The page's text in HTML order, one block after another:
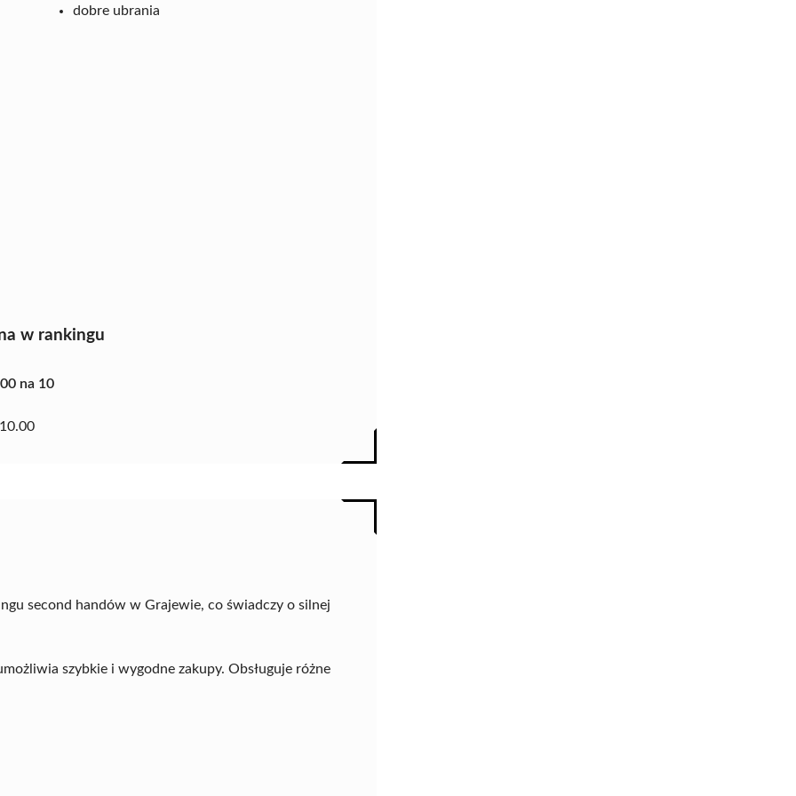
dobre ubrania
w rankingu
na 10
10.00
second handów w Grajewie, co świadczy o silnej
szybkie i wygodne zakupy. Obsługuje różne